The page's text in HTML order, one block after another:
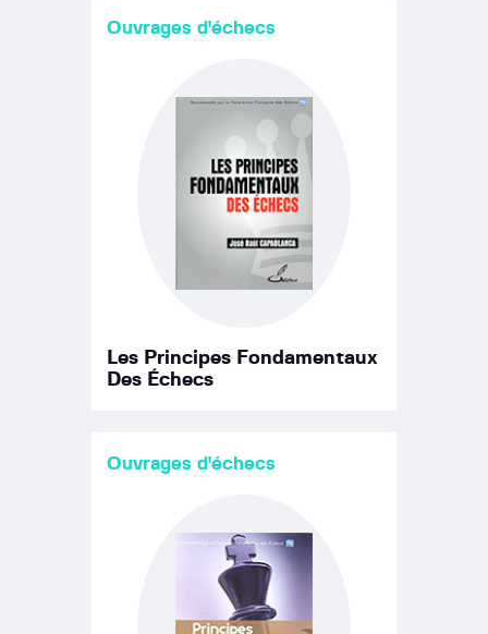
Ouvrages d'échecs
Les Principes Fondamentaux
Des Échecs
Ouvrages d'échecs